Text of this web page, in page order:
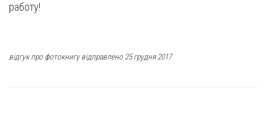
работу!
відгук про фотокнигу відправлено 25 грудня 2017